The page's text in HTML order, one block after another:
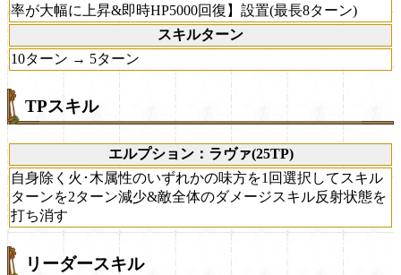
率が大幅に上昇&即時HP5000回復】設置(最長8ターン)
スキルターン
10ターン → 5ターン
TPスキル
エルプション：ラヴァ(25TP)
自身除く火･木属性のいずれかの味方を1回選択してスキル
ターンを2ターン減少&敵全体のダメージスキル反射状態を
打ち消す
リーダースキル